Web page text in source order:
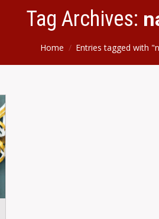
Tag Archives:
Home Entries tagged with